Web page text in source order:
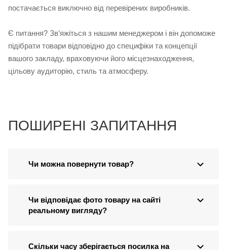
постачається виключно від перевірених виробників.
Є питання? Зв’яжіться з нашим менеджером і він допоможе
підібрати товари відповідно до специфіки та концепції
вашого закладу, враховуючи його місцезнаходження,
цільову аудиторію, стиль та атмосферу.
ПОШИРЕНІ ЗАПИТАННЯ
Чи можна повернути товар?
Чи відповідає фото товару на сайті
реальному вигляду?
Скільки часу зберігається посилка на